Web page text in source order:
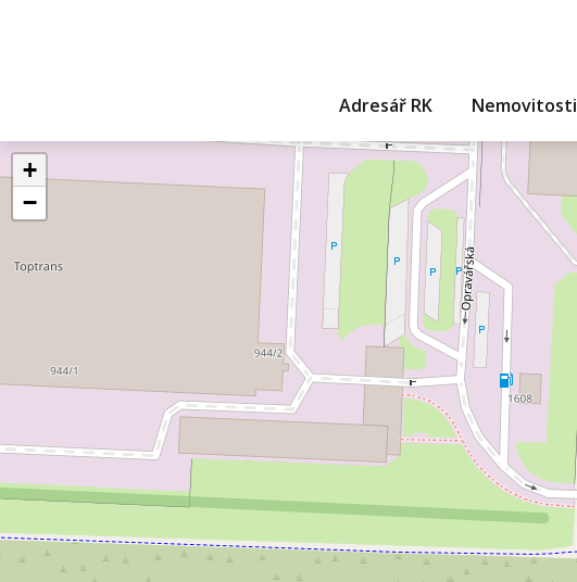
Adresář RK Nemovitosti
+
−